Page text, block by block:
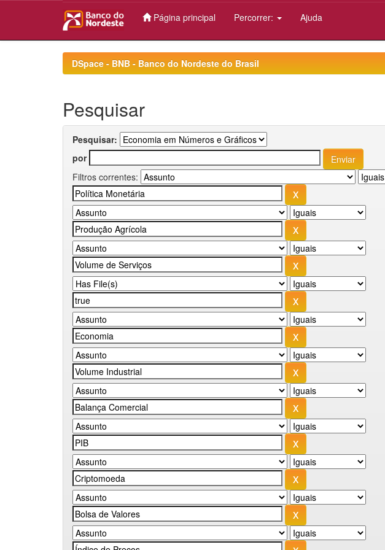
Página principal Percorrer: Ajuda
DSpace - BNB - Banco do Nordeste do Brasil
Pesquisar
Pesquisar:
por
Filtros correntes: